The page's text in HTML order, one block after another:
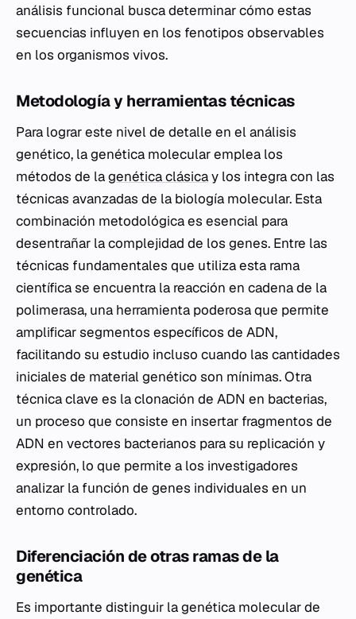
análisis funcional busca determinar cómo estas
secuencias influyen en los fenotipos observables
en los organismos vivos.
Metodología y herramientas técnicas
Para lograr este nivel de detalle en el análisis
genético, la genética molecular emplea los
métodos de lagenética clásicay los integra con las
técnicas avanzadas de la biología molecular. Esta
combinación metodológica es esencial para
desentrañar la complejidad de los genes. Entre las
técnicas fundamentales que utiliza esta rama
científica se encuentra la reacción en cadena de la
polimerasa, una herramienta poderosa que permite
amplificar segmentos específicos de ADN,
facilitando su estudio incluso cuando las cantidades
iniciales de material genético son mínimas. Otra
técnica clave es la clonación de ADN en bacterias,
un proceso que consiste en insertar fragmentos de
ADN en vectores bacterianos para su replicación y
expresión, lo que permite a los investigadores
analizar la función de genes individuales en un
entorno controlado.
Diferenciación de otras ramas de la
genética
Es importante distinguir la genética molecular de